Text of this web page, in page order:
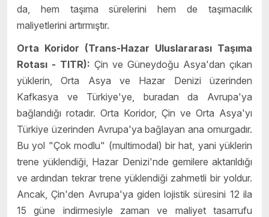
da, hem taşıma sürelerini hem de taşımacılık
maliyetlerini artırmıştır.
Orta Koridor (Trans-Hazar Uluslararası Taşıma
Rotası - TITR): Çin ve Güneydoğu Asya'dan çıkan
yüklerin, Orta Asya ve Hazar Denizi üzerinden
Kafkasya ve Türkiye'ye, buradan da Avrupa'ya
bağlandığı rotadır. Orta Koridor, Çin ve Orta Asya'yı
Türkiye üzerinden Avrupa'ya bağlayan ana omurgadır.
Bu yol "Çok modlu" (multimodal) bir hat, yani yüklerin
trene yüklendiği, Hazar Denizi'nde gemilere aktarıldığı
ve ardından tekrar trene yüklendiği zahmetli bir yoldur.
Ancak, Çin'den Avrupa'ya giden lojistik süresini 12 ila
15 güne indirmesiyle zaman ve maliyet tasarrufu